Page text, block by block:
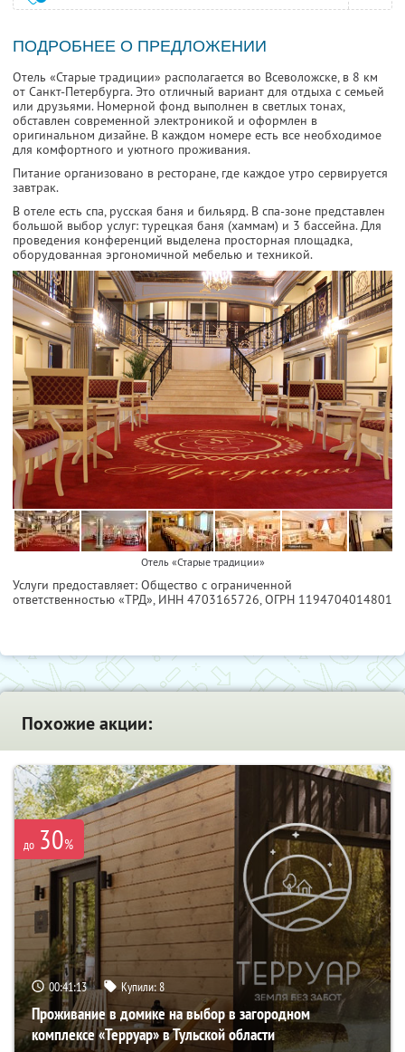
ПОДРОБНЕЕ О ПРЕДЛОЖЕНИИ
Отель «Старые традиции» располагается во Всеволожске, в 8 км
от Санкт-Петербурга. Это отличный вариант для отдыха с семьей
или друзьями. Номерной фонд выполнен в светлых тонах,
обставлен современной электроникой и оформлен в
оригинальном дизайне. В каждом номере есть все необходимое
для комфортного и уютного проживания.
Питание организовано в ресторане, где каждое утро сервируется
завтрак.
В отеле есть спа, русская баня и бильярд. В спа-зоне представлен
большой выбор услуг: турецкая баня (хаммам) и 3 бассейна. Для
проведения конференций выделена просторная площадка,
оборудованная эргономичной мебелью и техникой.
Отель «Старые традиции»
Услуги предоставляет: Общество с ограниченной
ответственностью «ТРД», ИНН 4703165726, ОГРН 1194704014801
Похожие акции:
до 30%
00:41:11 Купили:8
Проживание в домике на выбор в загородном
комплексе «Терруар» в Тульской области